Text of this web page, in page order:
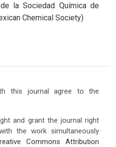
la Sociedad Química de
Chemical Society)
this journal agree to the
and grant the journal right
the work simultaneously
Commons Attribution